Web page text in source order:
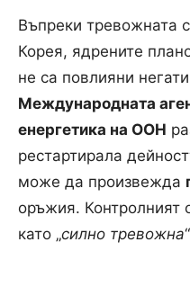
Въпреки тревожната
Корея, ядрените
не са повлияни
Международната
енергетика на ООН
рестартирала
може да произвежда
оръжия. Контролният
като „силно тревожна